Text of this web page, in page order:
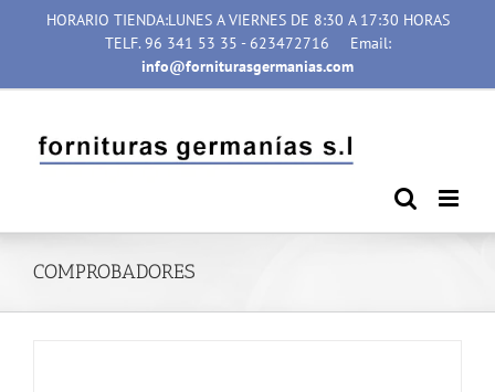
HORARIO TIENDA:LUNES A VIERNES DE 8:30 A 17:30 HORAS
TELF. 96 341 53 35 - 623472716
Email:
info@forniturasgermanias.com
COMPROBADORES